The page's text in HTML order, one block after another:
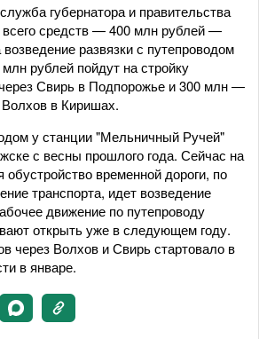
губернатора и правительства
средств — 400 млн рублей —
развязки с путепроводом
рублей пойдут на стройку
Свирь в Подпорожье и 300 млн —
в Киришах.
у станции "Мельничный Ручей"
с весны прошлого года. Сейчас на
обустройство временной дороги, по
транспорта, идет возведение
движение по путепроводу
открыть уже в следующем году.
через Волхов и Свирь стартовало в
в январе.